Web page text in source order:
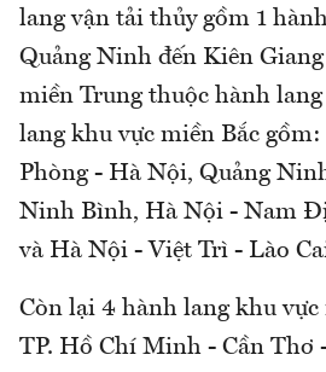
lang vận tải thủy gồm 1
Quảng Ninh đến Kiên
miền Trung thuộc hành
lang khu vực miền Bắc
Phòng - Hà Nội, Quảng
Ninh Bình, Hà Nội - Nam
và Hà Nội - Việt Trì - Lào
Còn lại 4 hành lang khu
TP. Hồ Chí Minh - Cần Thơ